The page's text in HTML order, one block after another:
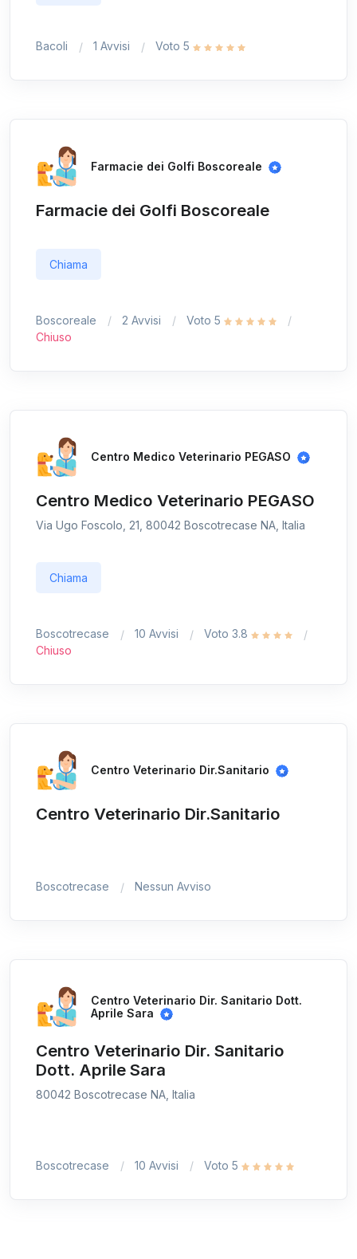
Bacoli 1 Avvisi Voto 5
Farmacie dei Golfi Boscoreale
Farmacie dei Golfi Boscoreale
Chiama
Boscoreale 2 Avvisi
Voto 5
Chiuso
Centro Medico Veterinario PEGASO
Centro Medico Veterinario PEGASO
Via Ugo Foscolo, 21, 80042 Boscotrecase NA, Italia
Chiama
Boscotrecase 10 Avvisi
Voto 3.8
Chiuso
Centro Veterinario Dir.Sanitario
Centro Veterinario Dir.Sanitario
Boscotrecase Nessun Avviso
Centro Veterinario Dir. Sanitario Dott.
Aprile Sara
Centro Veterinario Dir. Sanitario
Dott. Aprile Sara
80042 Boscotrecase NA, Italia
Boscotrecase 10 Avvisi Voto 5